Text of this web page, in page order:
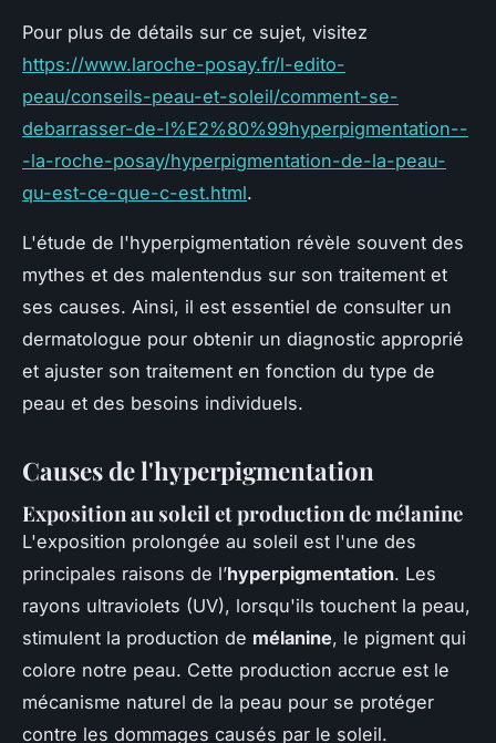
Pour plus de détails sur ce sujet, visitez
https://www.laroche-posay.fr/l-edito-
peau/conseils-peau-et-soleil/comment-se-
debarrasser-de-l%E2%80%99hyperpigmentation--
-la-roche-posay/hyperpigmentation-de-la-peau-
qu-est-ce-que-c-est.html.
L'étude de l'hyperpigmentation révèle souvent des
mythes et des malentendus sur son traitement et
ses causes. Ainsi, il est essentiel de consulter un
dermatologue pour obtenir un diagnostic approprié
et ajuster son traitement en fonction du type de
peau et des besoins individuels.
Causes de l'hyperpigmentation
Exposition au soleil et production de mélanine
L'exposition prolongée au soleil est l'une des
principales raisons de l’hyperpigmentation. Les
rayons ultraviolets (UV), lorsqu'ils touchent la peau,
stimulent la production de mélanine, le pigment qui
colore notre peau. Cette production accrue est le
mécanisme naturel de la peau pour se protéger
contre les dommages causés par le soleil.